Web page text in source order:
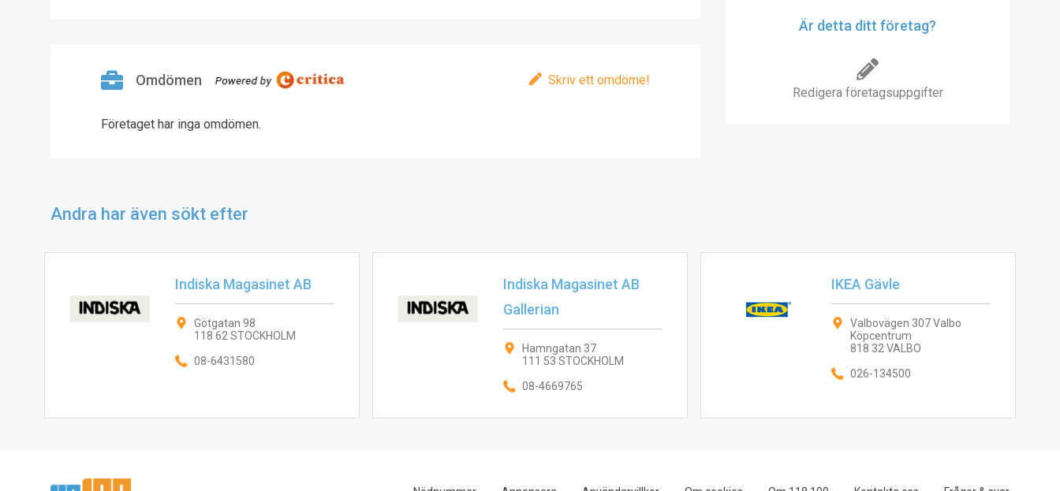
Omdömen Skriv ett omdöme!
Företaget har inga omdömen.
Är detta ditt företag?
Redigera företagsuppgifter
Andra har även sökt efter
Indiska Magasinet AB
Götgatan 98
118 62 STOCKHOLM
08-6431580
Indiska Magasinet AB
Gallerian
Hamngatan 37
111 53 STOCKHOLM
08-4669765
IKEA Gävle
Valbovägen 307 Valbo
Köpcentrum
818 32 VALBO
026-134500